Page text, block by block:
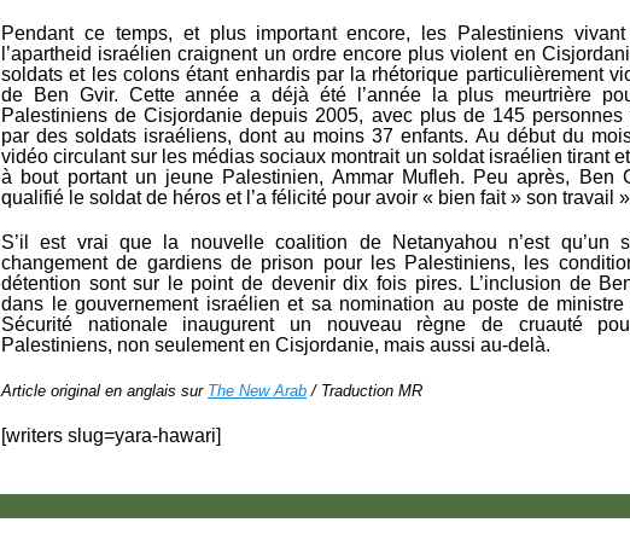
Pendant ce temps, et plus important encore, les Palestiniens
l’apartheid israélien craignent un ordre encore plus violent en
soldats et les colons étant enhardis par la rhétorique particulièrement
de Ben Gvir. Cette année a déjà été l’année la plus meurtrière
Palestiniens de Cisjordanie depuis 2005, avec plus de 145 personnes
par des soldats israéliens, dont au moins 37 enfants. Au début du
vidéo circulant sur les médias sociaux montrait un soldat israélien tirant
à bout portant un jeune Palestinien, Ammar Mufleh. Peu après, Ben
qualifié le soldat de héros et l’a félicité pour avoir « bien fait » son travail
S’il est vrai que la nouvelle coalition de Netanyahou n’est qu’un
changement de gardiens de prison pour les Palestiniens, les
détention sont sur le point de devenir dix fois pires. L’inclusion de
dans le gouvernement israélien et sa nomination au poste de
Sécurité nationale inaugurent un nouveau règne de cruauté
Palestiniens, non seulement en Cisjordanie, mais aussi au-delà.
Article original en anglais sur The New Arab / Traduction MR
[writers slug=yara-hawari]